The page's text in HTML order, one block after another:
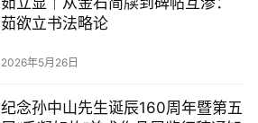
2026年5月28日
茹立显｜从金石简牍到碑帖互渗：
2026年5月26日